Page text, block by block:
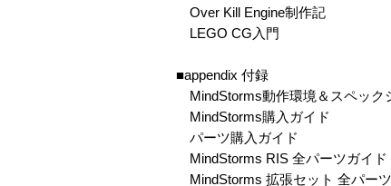
Over Kill Engine制作記
LEGO CG入門
■appendix 付録
MindStorms動作環境＆スペック
MindStorms購入ガイド
パーツ購入ガイド
MindStorms RIS 全パーツガイド
MindStorms 拡張セット 全パー